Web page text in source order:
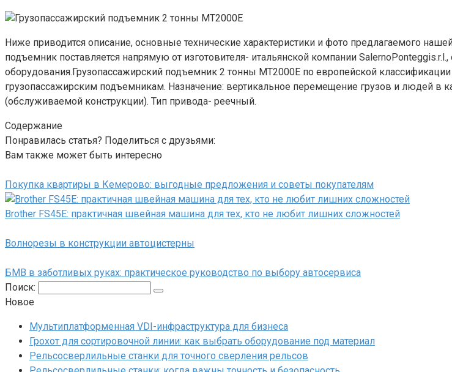
Ниже приводится описание, основные технические характеристики и фото предлагаемого
подъемник поставляется напрямую от изготовителя- итальянской компании
оборудования.Грузопассажирский подъемник 2 тонны MT2000E по европейской
грузопассажирским подъемникам. Назначение: вертикальное перемещение грузов и людей в
(обслуживаемой конструкции). Тип привода- реечный.
Содержание
Понравилась статья? Поделиться с друзьями:
Вам также может быть интересно
Покупка квартиры в Кемерово: выгодные предложения и советы покупателям
Brother FS45E: практичная швейная машина для тех, кто не любит лишних сложностей
Волнорезы в конструкции автоцистерны
БМВ в заботливых руках: практическое руководство по выбору автосервиса
Поиск:
Новое
Мультиплатформенная VDI-инфраструктура для бизнеса
Грохот для сортировочной линии: как выбрать оборудование под материал
Рельсосверлильные станки для точного сверления рельсов